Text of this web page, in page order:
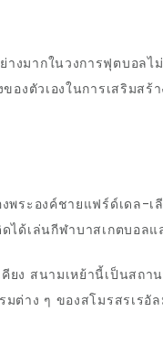
งมากในวงการฟุตบอล
ของตัวเองในการเสริม
พระองค์ชายแฟร์ด์เดล-
ได้เล่นกีฬาบาสเกตบอล
ยง สนามเหย้านี้เป็นสถ
ต่าง ๆ ของสโมรสรเรอั